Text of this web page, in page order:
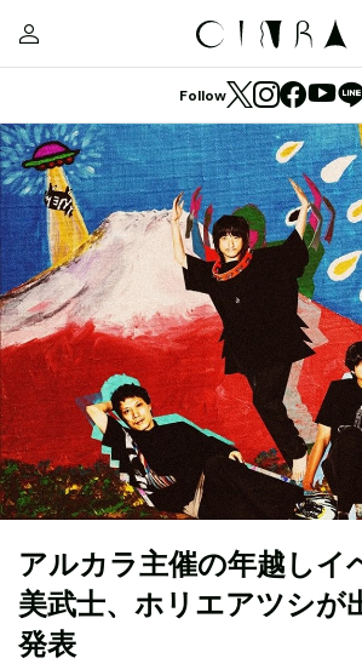
Follow
アルカラ主催の年越しイ
美武士、ホリエアツシが
発表